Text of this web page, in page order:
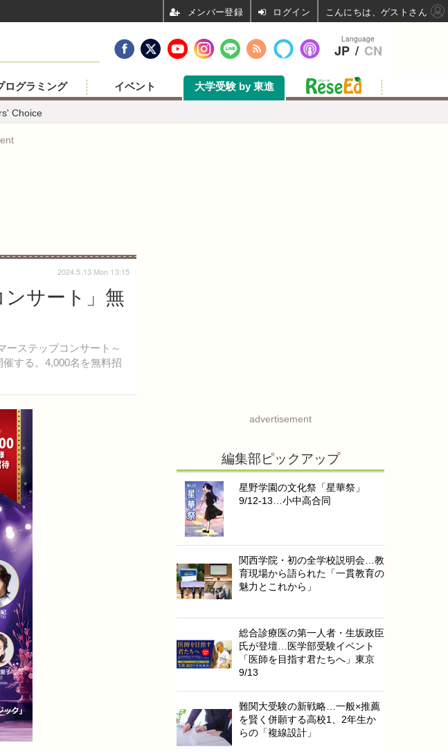
Choice
ログラミング イベント 大学受験 by 東進
ンサート」無
ーステップコンサート～
する。4,000名を無料招
2024.5.13 Mon 13:15
advertisement
編集部ピックアップ
星野学園の文化祭「星華祭」
9/12-13…小中高合同
関西学院・初の全学校説明会…教
育現場から語られた「一貫教育の
魅力とこれから」
総合診療医の第一人者・生坂政臣
氏が登壇…医学部受験イベント
「医師を目指す君たちへ」東京
9/13
難関大受験の新戦略…一般×推薦
を賢く併願する高校1、2年生か
らの「複線設計」
Language
JP / CN
ログイン こんにちは、ゲストさん